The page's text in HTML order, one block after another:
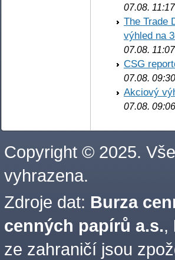
07.08. 11:17
The Trade
výhled na
07.08. 11:07
CSG
07.08. 09:30
Akciový
07.08. 09:06
Copyright © 2025.
vyhrazena.
Zdroje dat: Burza
cenných papírů a.s.,
ze zahraničí jsou